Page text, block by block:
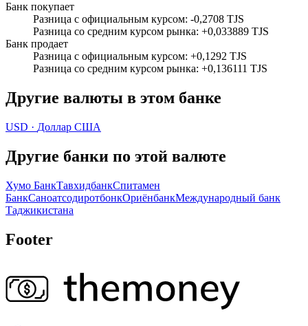
Банк покупает
Разница с официальным курсом: -0,2708 TJS
Разница со средним курсом рынка: +0,033889 TJS
Банк продает
Разница с официальным курсом: +0,1292 TJS
Разница со средним курсом рынка: +0,136111 TJS
Другие валюты в этом банке
USD · Доллар США
Другие банки по этой валюте
Хумо БанкТавхидбанкСпитамен
БанкСаноатсодиротбонкОриёнбанкМеждународный банк
Таджикистана
Footer